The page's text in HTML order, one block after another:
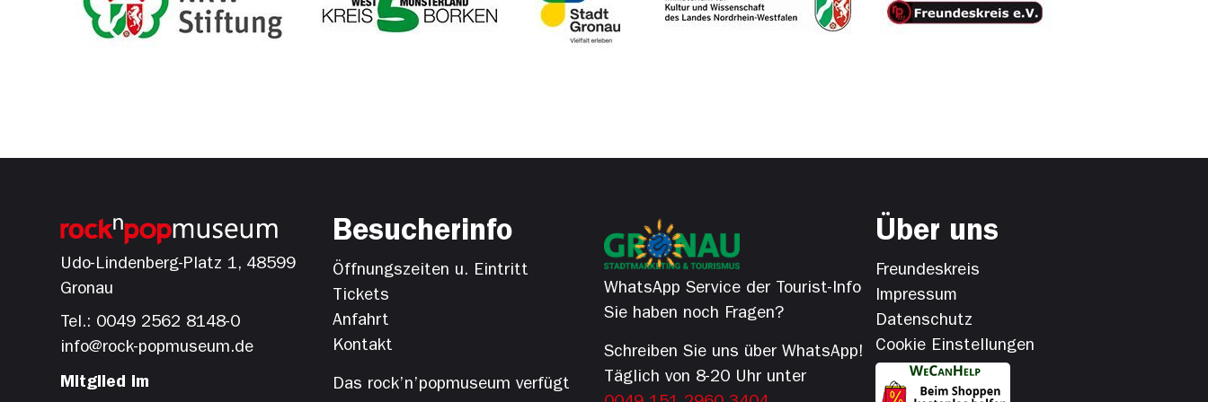
Udo-Lindenberg-Platz 1, 48599
Gronau
Tel.: 0049 2562 8148-0
info@rock-popmuseum.de
Mitglied im
Besucherinfo
Öffnungszeiten u. Eintritt
Tickets
Anfahrt
Kontakt
Das rock’n’popmuseum verfügt
WhatsApp Service der Tourist-Info
Sie haben noch Fragen?
Schreiben Sie uns über WhatsApp!
Täglich von 8-20 Uhr unter
Über uns
Freundeskreis
Impressum
Datenschutz
Cookie Einstellungen